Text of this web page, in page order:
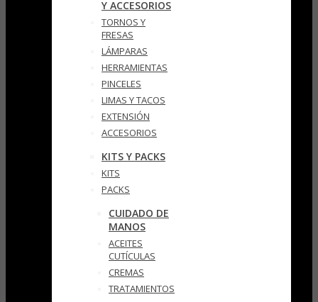
Y ACCESORIOS
TORNOS Y
FRESAS
LÁMPARAS
HERRAMIENTAS
PINCELES
LIMAS Y TACOS
EXTENSIÓN
ACCESORIOS
KITS Y PACKS
KITS
PACKS
CUIDADO DE
MANOS
ACEITES
CUTÍCULAS
CREMAS
TRATAMIENTOS